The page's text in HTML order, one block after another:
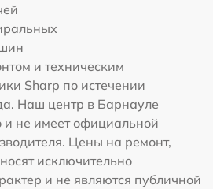
и техническим
Sharp по истечении
Наш центр в Барнауле
и не имеет официальной
Цены на ремонт,
исключительно
и не являются публичной